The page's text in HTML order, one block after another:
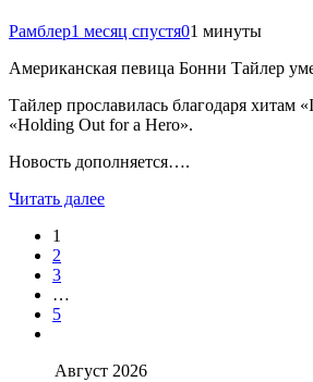
Рамблер1 месяц спустя01 минуты
Американская певица Бонни Тайлер
Тайлер прославилась благодаря хитам
«Holding Out for a Hero».
Новость дополняется….
Читать далее
1
2
3
…
5
Август 2026